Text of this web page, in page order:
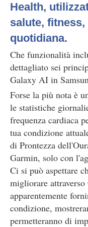
Health,
salute,
quotidiana.
Che funzionalità
dettagliato sei
Galaxy AI in
Forse la più nota è
le statistiche
frequenza cardiaca
tua condizione
di Prontezza
Garmin, solo con
Ci si può aspettare
migliorare
apparentemente
condizione,
permetteranno di